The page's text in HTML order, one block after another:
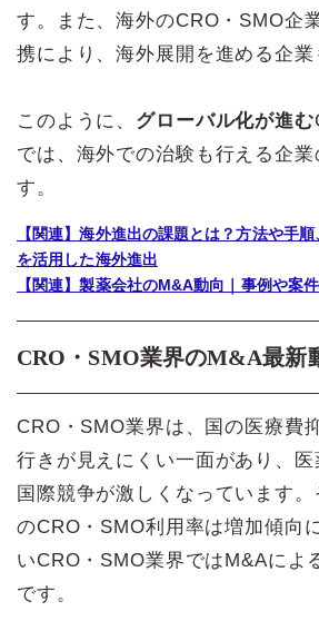
す。また、海外のCRO・SMO企
携により、海外展開を進める企業
このように、 グローバル化が進む
では、海外での治験も行える企
す。
【関連】海外進出の課題とは？方法や手
を活用した海外進出
【関連】製薬会社のM&A動向｜事例や案
CRO・SMO業界のM&A最新
CRO・SMO業界は、国の医療費
行きが見えにくい一面があり、
国際競争が激しくなっています
のCRO・SMO利用率は増加傾向
いCRO・SMO業界ではM&Aによ
です。